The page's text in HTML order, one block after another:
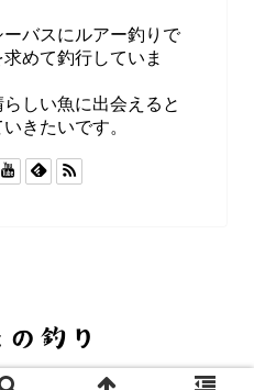
バスにルアー釣りで
めて釣行していま
しい魚に出会えると
きたいです。